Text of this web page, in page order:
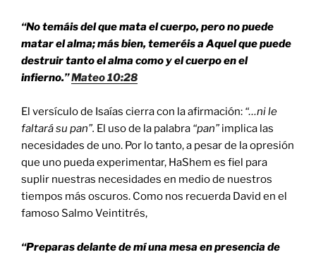
“No temáis del que mata el cuerpo, pero no puede
matar el alma; más bien, temeréis a Aquel que puede
destruir tanto el alma como y el cuerpo en el
infierno.”Mateo 10:28
El versículo de Isaías cierra con la afirmación: “…ni le
faltará su pan”. El uso de la palabra “pan”implica las
necesidades de uno. Por lo tanto, a pesar de la opresión
que uno pueda experimentar, HaShem es fiel para
suplir nuestras necesidades en medio de nuestros
tiempos más oscuros. Como nos recuerda David en el
famoso Salmo Veintitrés,
“Preparas delante de mí una mesa en presencia de